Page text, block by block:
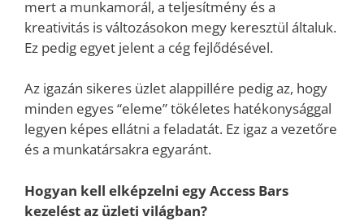
mert a munkamorál, a teljesítmény és a
kreativitás is változásokon megy keresztül általuk.
Ez pedig egyet jelent a cég fejlődésével.
Az igazán sikeres üzlet alappillére pedig az, hogy
minden egyes “eleme” tökéletes hatékonysággal
legyen képes ellátni a feladatát. Ez igaz a vezetőre
és a munkatársakra egyaránt.
Hogyan kell elképzelni egy Access Bars
kezelést az üzleti világban?